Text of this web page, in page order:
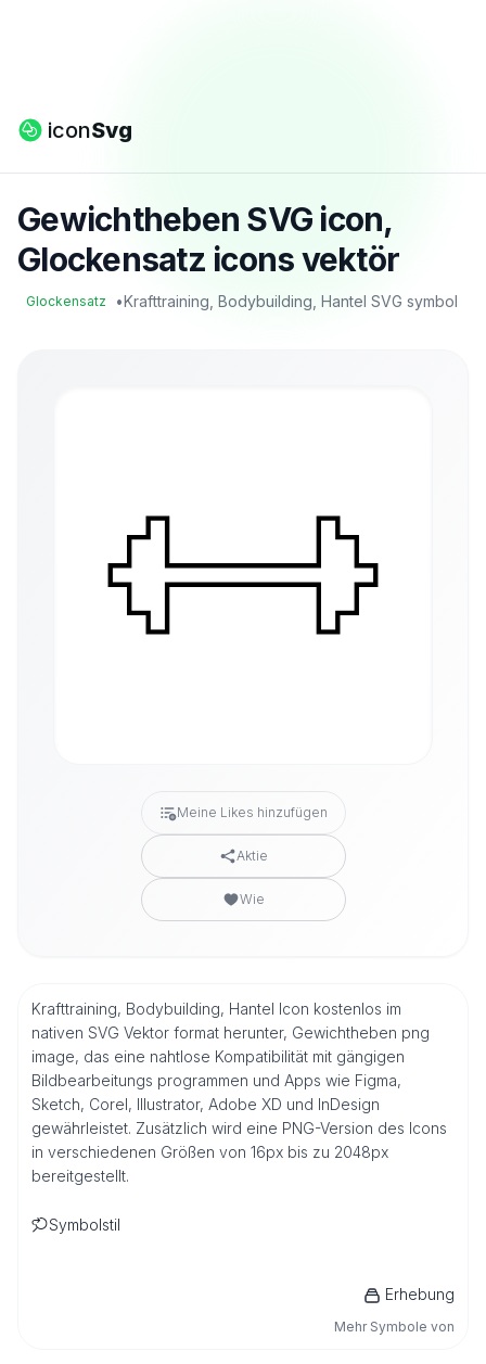
iconSvg
Gewichtheben SVG icon,
Glockensatz icons vektör
Glockensatz •Krafttraining, Bodybuilding, Hantel SVG symbol
Meine Likes hinzufügen
Aktie
Wie
Krafttraining, Bodybuilding, Hantel Icon kostenlos im
nativen SVG Vektor format herunter, Gewichtheben png
image, das eine nahtlose Kompatibilität mit gängigen
Bildbearbeitungs programmen und Apps wie Figma,
Sketch, Corel, Illustrator, Adobe XD und InDesign
gewährleistet. Zusätzlich wird eine PNG-Version des Icons
in verschiedenen Größen von 16px bis zu 2048px
bereitgestellt.
Symbolstil
Erhebung
Mehr Symbole von